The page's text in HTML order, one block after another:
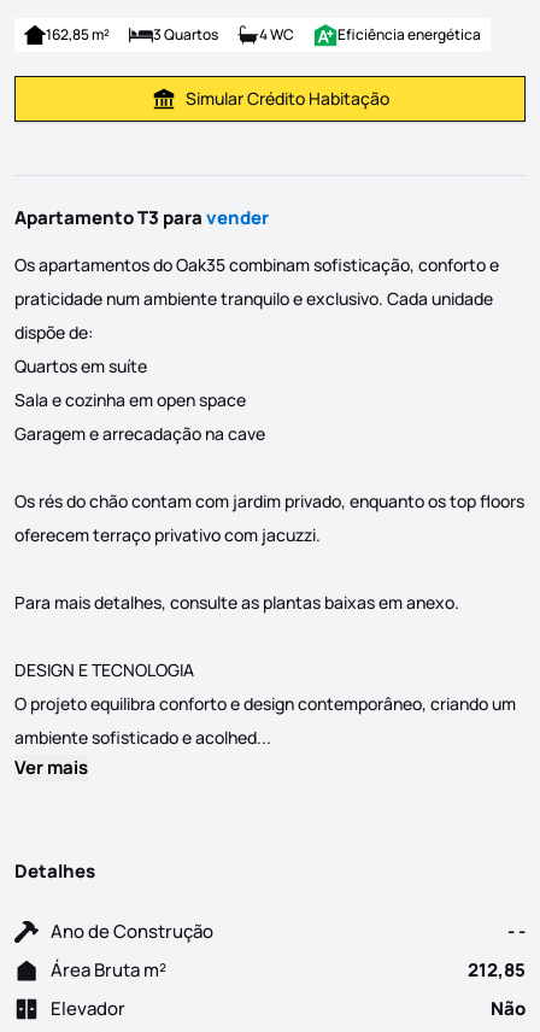
162,85 m² 3 Quartos 4 WC Eficiência energética
Simular Prestação
Simular Crédito Habitação
Apartamento T3 paravender
Os apartamentos do Oak35 combinam sofisticação, conforto e
praticidade num ambiente tranquilo e exclusivo. Cada unidade
dispõe de:
Quartos em suíte
Sala e cozinha em open space
Garagem e arrecadação na cave
Os rés do chão contam com jardim privado, enquanto os top floors
oferecem terraço privativo com jacuzzi.
Para mais detalhes, consulte as plantas baixas em anexo.
DESIGN E TECNOLOGIA
O projeto equilibra conforto e design contemporâneo, criando um
ambiente sofisticado e acolhed...
Ver mais
Detalhes
Ano de Construção
- -
Área Bruta m²
212,85
Elevador
Não